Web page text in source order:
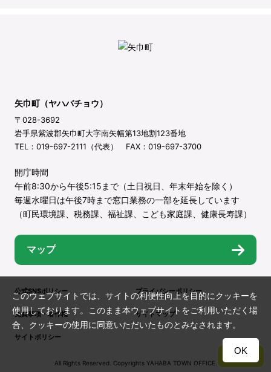
矢巾町（ヤハバチョウ）
〒028-3692
岩手県紫波郡矢巾町大字南矢幅第13地割123番地
TEL：019-697-2111（代表） FAX：019-697-3700
開庁時間
午前8:30から午後5:15まで（土日祝日、年末年始を除く）
毎週水曜日は午後7時まで窓口業務の一部を延長しています
（町民環境課、税務課、福祉課、こども家庭課、健康長寿課）
マップ
公式SNSポリシー プライバシーポリシー
免責事項・著作権 サイトマップ
サイトポリシー
All Rights Reserved. Copyrights YAHABA TOWN OFFICE.
TOP
このウェブサイトでは、サイトの利便性向上を目的にクッキーを
使用しております。このまま本ウェブサイトをご利用いただく場
合、クッキーの使用に同意いただいたものとみなされます。
OK